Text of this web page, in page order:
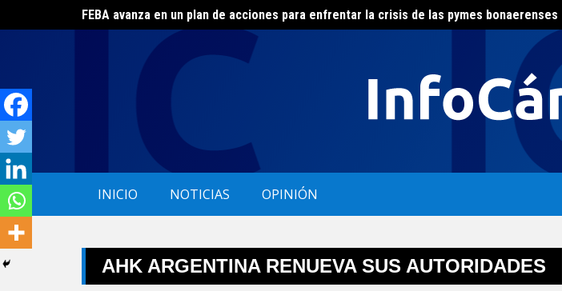
to
El ERAS continúa con el beneficio de la tarifa social del agua
INICIO NOTICIAS OPINIÓN
AHK ARGENTINA RENUEVA SUS AUTORIDADES